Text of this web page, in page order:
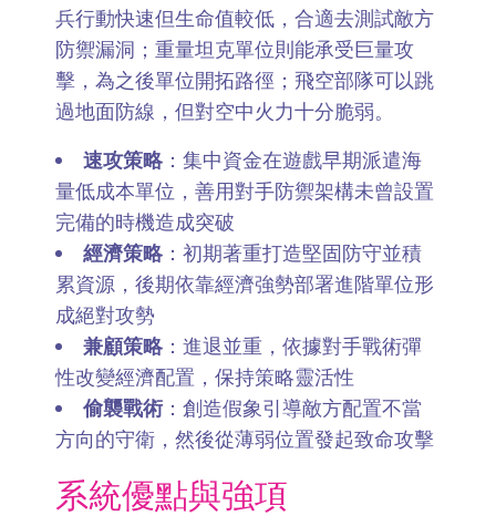
兵行動快速但生命值較低，合適去測試敵方
防禦漏洞；重量坦克單位則能承受巨量攻
擊，為之後單位開拓路徑；飛空部隊可以跳
過地面防線，但對空中火力十分脆弱。
速攻策略：集中資金在遊戲早期派遣海
量低成本單位，善用對手防禦架構未曾設置
完備的時機造成突破
經濟策略：初期著重打造堅固防守並積
累資源，後期依靠經濟強勢部署進階單位形
成絕對攻勢
兼顧策略：進退並重，依據對手戰術彈
性改變經濟配置，保持策略靈活性
偷襲戰術：創造假象引導敵方配置不當
方向的守衛，然後從薄弱位置發起致命攻擊
系統優點與強項